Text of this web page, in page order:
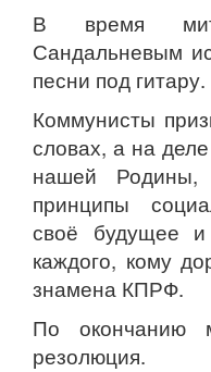
В время
Сандальневым
песни под гитару.
Коммунисты
словах, а на
нашей Родины,
принципы
своё будущее
каждого, кому
знамена КПРФ.
По окончанию
резолюция.